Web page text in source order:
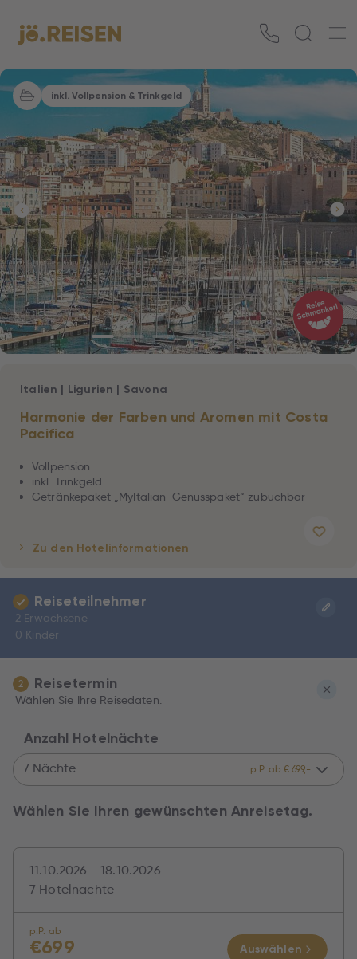
inkl. Vollpension & Trinkgeld
Harmonie der Farben und Aromen mit Costa
Pacifica
Italien | Ligurien | Savona
Vollpension
inkl. Trinkgeld
Getränkepaket „MyItalian-Genusspaket“ zubuchbar
Zu den Hotelinformationen
Reiseteilnehmer
2 Erwachsene
0 Kinder
2 Reisetermin
Wählen Sie Ihre Reisedaten.
Anzahl Hotelnächte
7 Nächte p.P. ab € 699,-
Wählen Sie Ihren gewünschten Anreisetag.
11.10.2026 - 18.10.2026
7 Hotelnächte
p.P. ab
€699 Auswählen